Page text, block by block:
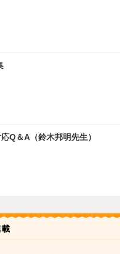
Q＆A（鈴木邦明先生）
載